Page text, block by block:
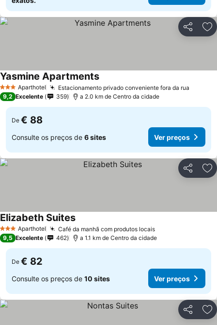
Partilhar
3 EstrelasAparthotel Estacionamento privado conveniente fora da rua
Yasmine Apartments
9,2 Excelente 359 a 2.0 km de Centro da cidade
De € 88
Consulte os preços de 6 sites Ver preços
Partilhar
3 EstrelasAparthotel Café da manhã com produtos locais
Elizabeth Suites
9,5 Excelente 462 a 1.1 km de Centro da cidade
De € 82
Consulte os preços de 10 sites Ver preços
Partilhar